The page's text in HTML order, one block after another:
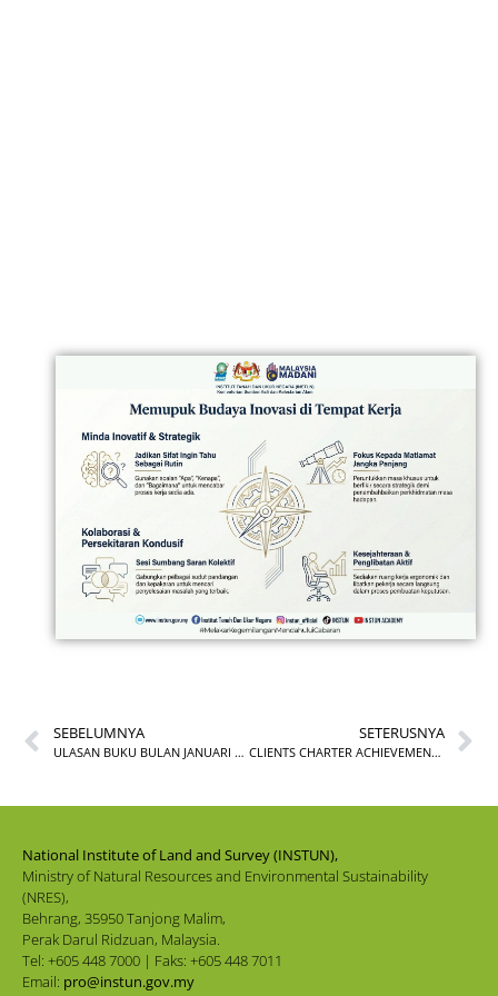
SEBELUMNYA
ULASAN BUKU BULAN JANUARI BIL. 1/2026
SETERUSNYA
CLIENTS CHARTER ACHIEVEMENT FOR DECEMBER 2025
National Institute of Land and Survey (INSTUN),
Ministry of Natural Resources and Environmental Sustainability
(NRES),
Behrang, 35950 Tanjong Malim,
Perak Darul Ridzuan, Malaysia.
Tel: +605 448 7000 | Faks: +605 448 7011
Email: pro@instun.gov.my